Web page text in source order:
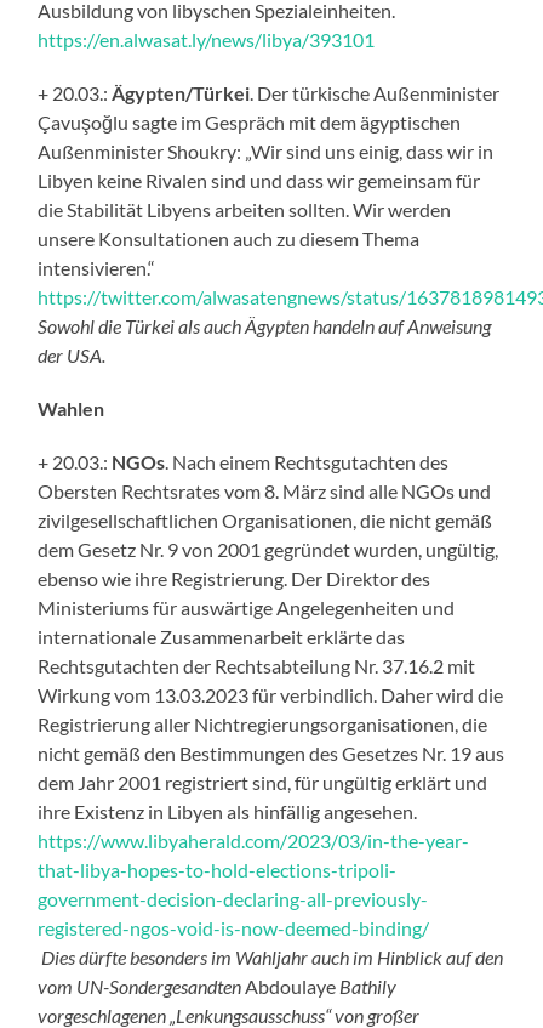
Ausbildung von libyschen Spezialeinheiten.
https://en.alwasat.ly/news/libya/393101
+ 20.03.: Ägypten/Türkei . Der türkische Außenminister
Çavuşoğlu sagte im Gespräch mit dem ägyptischen
Außenminister Shoukry: „Wir sind uns einig, dass wir in
Libyen keine Rivalen sind und dass wir gemeinsam für
die Stabilität Libyens arbeiten sollten. Wir werden
unsere Konsultationen auch zu diesem Thema
intensivieren.“
https://twitter.com/alwasatengnews/status/
Sowohl die Türkei als auch Ägypten handeln auf Anweisung
der USA.
Wahlen
+ 20.03.: NGOs . Nach einem Rechtsgutachten des
Obersten Rechtsrates vom 8. März sind alle NGOs und
zivilgesellschaftlichen Organisationen, die nicht gemäß
dem Gesetz Nr. 9 von 2001 gegründet wurden, ungültig,
ebenso wie ihre Registrierung. Der Direktor des
Ministeriums für auswärtige Angelegenheiten und
internationale Zusammenarbeit erklärte das
Rechtsgutachten der Rechtsabteilung Nr. 37.16.2 mit
Wirkung vom 13.03.2023 für verbindlich. Daher wird die
Registrierung aller Nichtregierungsorganisationen, die
nicht gemäß den Bestimmungen des Gesetzes Nr. 19 aus
dem Jahr 2001 registriert sind, für ungültig erklärt und
ihre Existenz in Libyen als hinfällig angesehen.
https://www.libyaherald.com/2023/03/in-the-year-
that-libya-hopes-to-hold-elections-tripoli-
government-decision-declaring-all-previously-
registered-ngos-void-is-now-deemed-binding/
Dies dürfte besonders im Wahljahr auch im Hinblick auf den
vom UN-Sondergesandten Abdoulaye Bathily
vorgeschlagenen „Lenkungsausschuss“ von großer